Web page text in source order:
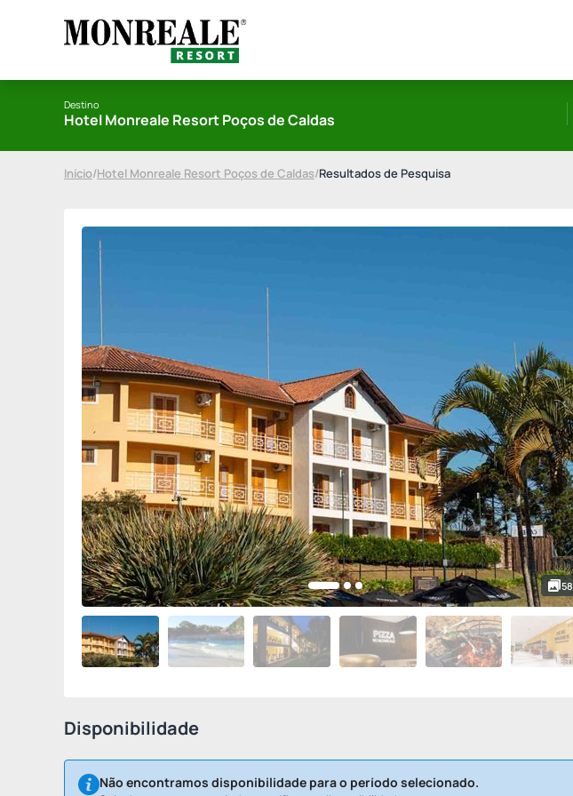
Destino
Hotel Monreale Resort Poços de Caldas
Início/Hotel Monreale Resort Poços de Caldas/Resultados de Pesquisa
58
Disponibilidade
Não encontramos disponibilidade para o período selecionado.